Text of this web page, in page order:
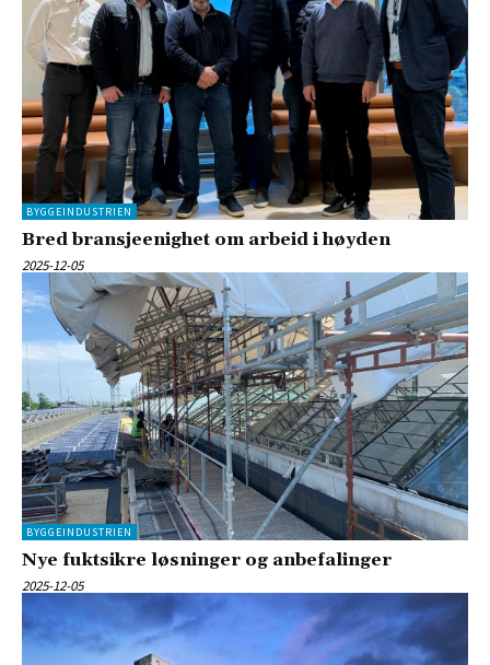
BYGGEINDUSTRIEN
Bred bransjeenighet om arbeid i høyden
2025-12-05
BYGGEINDUSTRIEN
Nye fuktsikre løsninger og anbefalinger
2025-12-05